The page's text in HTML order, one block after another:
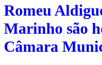
Romeu
Marinho são
Câmara